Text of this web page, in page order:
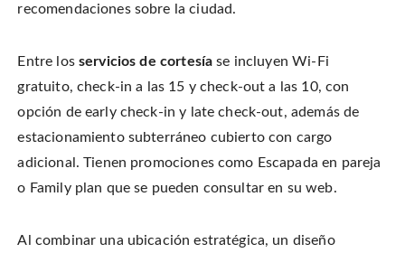
recomendaciones sobre la ciudad.
Entre los servicios de cortesía se incluyen Wi-Fi
gratuito, check-in a las 15 y check-out a las 10, con
opción de early check-in y late check-out, además de
estacionamiento subterráneo cubierto con cargo
adicional. Tienen promociones como Escapada en pareja
o Family plan que se pueden consultar en su web.
Al combinar una ubicación estratégica, un diseño